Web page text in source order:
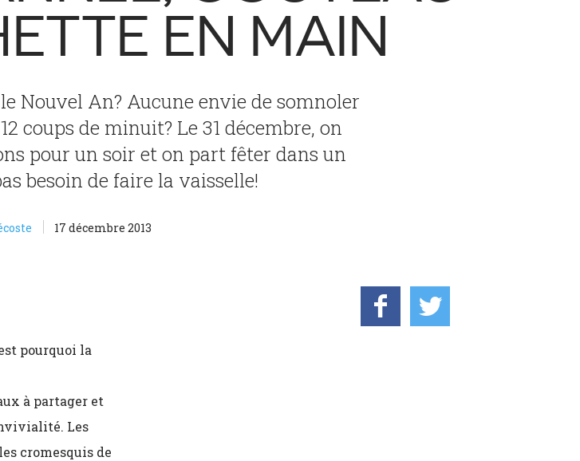
EN MAIN
Nouvel An? Aucune envie de somnoler
coups de minuit? Le 31 décembre, on
pour un soir et on part fêter dans un
besoin de faire la vaisselle!
17 décembre 2013
pourquoi la
à partager et
Les
cromesquis de